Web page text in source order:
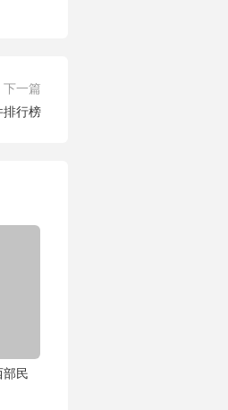
下一篇
行榜
部民